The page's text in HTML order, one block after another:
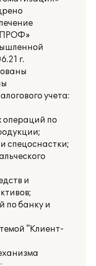
ПРОФ»
г.
учета:
операций по
спецоснастки;
и
по банку и
"Клиент-